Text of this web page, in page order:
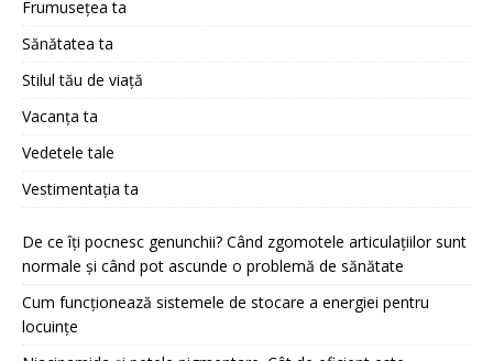
Frumusețea ta
Sănătatea ta
Stilul tău de viață
Vacanța ta
Vedetele tale
Vestimentația ta
De ce îți pocnesc genunchii? Când zgomotele articulațiilor sunt
normale și când pot ascunde o problemă de sănătate
Cum funcționează sistemele de stocare a energiei pentru
locuințe